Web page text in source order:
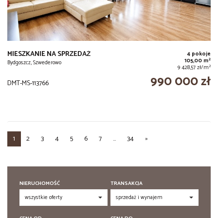
MIESZKANIE NA SPRZEDAŻ
Bydgoszcz, Szwederowo
4 pokoje
105,00 m2
9 428,57 zł/m2
DMT-MS-113766 990 000 zł
1 2 3 4 5 6 7 ... 34 »
NIERUCHOMOŚĆ TRANSAKCJA